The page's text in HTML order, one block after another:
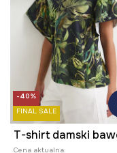
-40%
FINAL SALE
Cena aktualna: